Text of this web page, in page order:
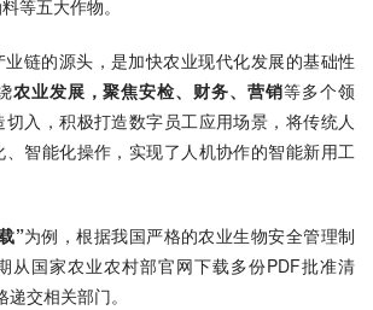
等五大作物。
链的源头，是加快农业现代化发展的基础性
农业发展，聚焦安检、财务、营销等多个领
入，积极打造数字员工应用场景，将传统人
智能化操作，实现了人机协作的智能新用工
”为例，根据我国严格的农业生物安全管理制
从国家农业农村部官网下载多份PDF批准清
交相关部门。